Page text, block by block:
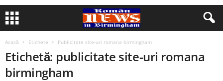
Acasă Etichete Publicitate site-uri romana birmingham
Etichetă: publicitate site-uri romana
birmingham